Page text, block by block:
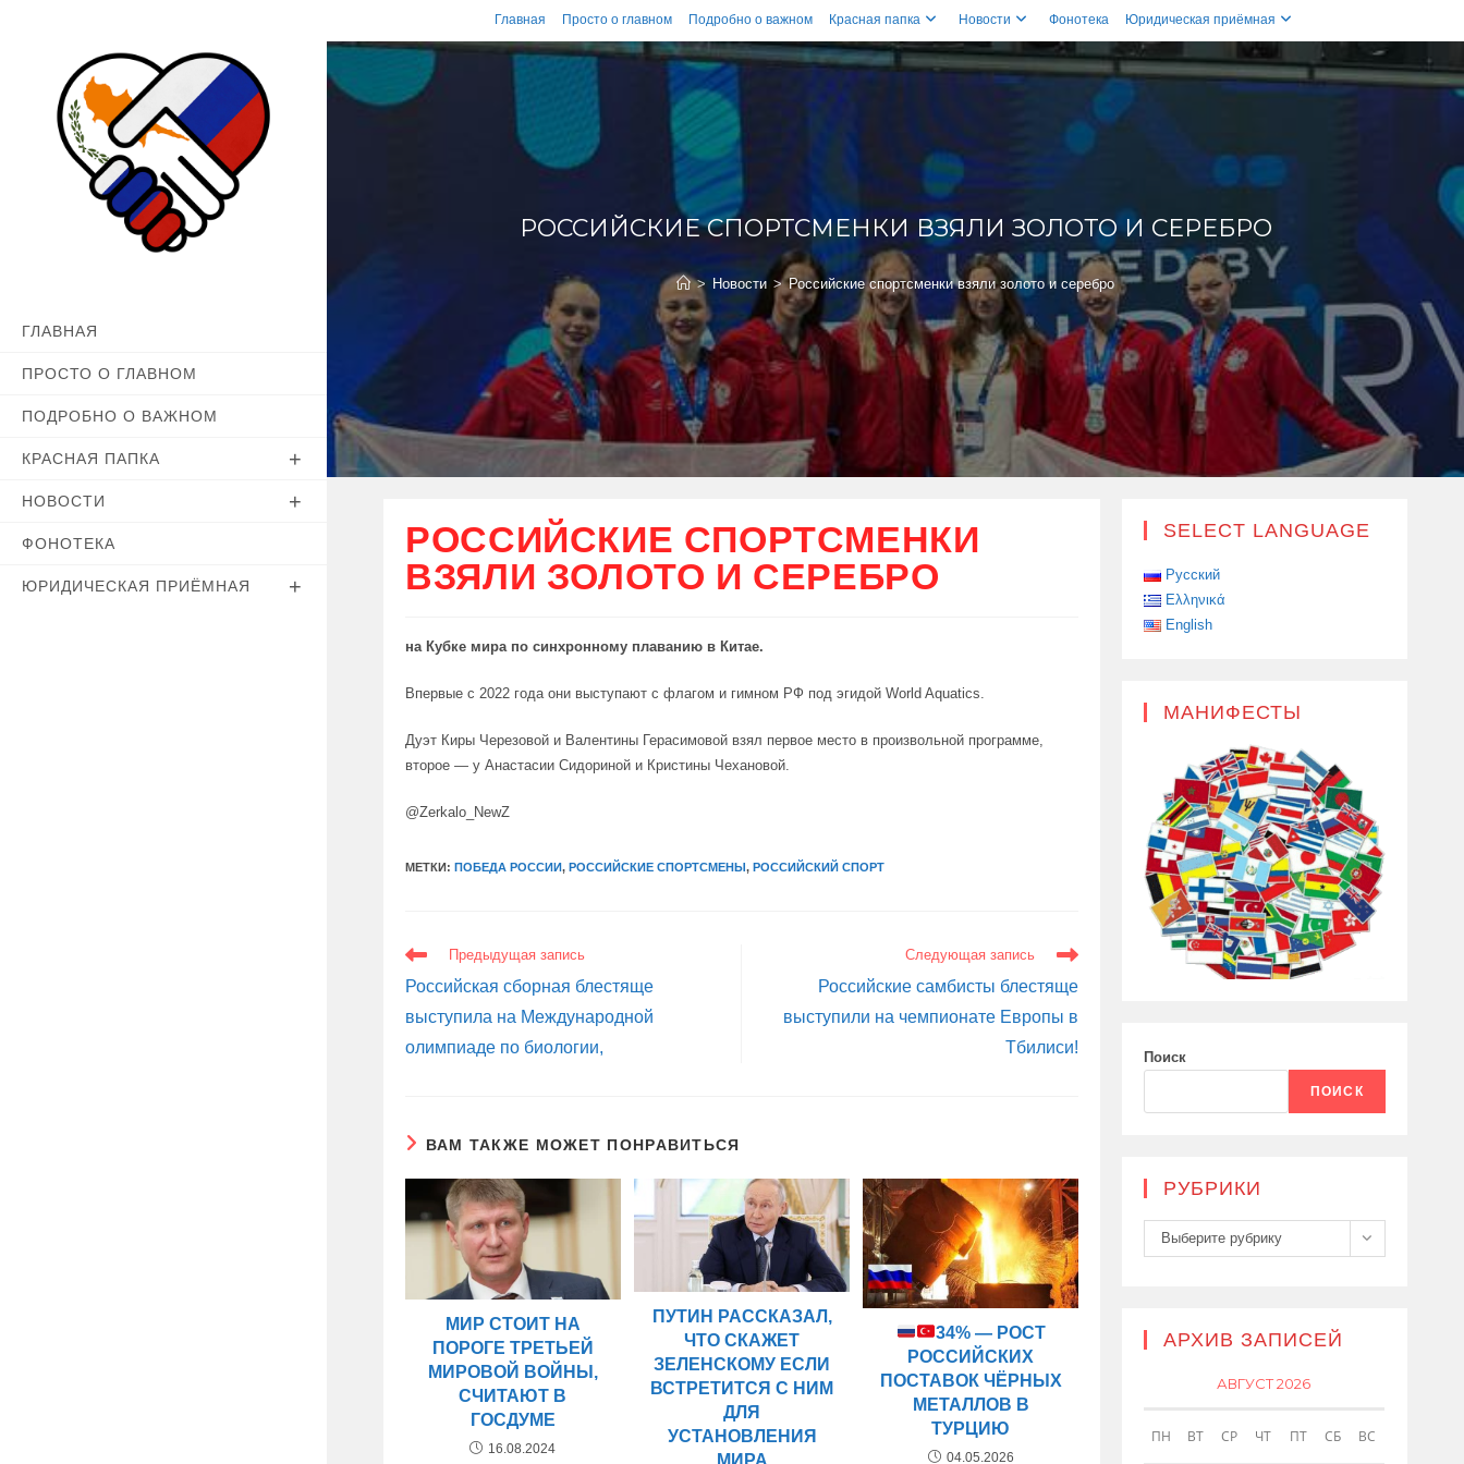
к
Главная Просто о главном Подробно о важном Красная папка Новости Фонотека Юридическая приёмная
ГЛАВНАЯ
ПРОСТО О ГЛАВНОМ
ПОДРОБНО О ВАЖНОМ
КРАСНАЯ ПАПКА
НОВОСТИ
ФОНОТЕКА
ЮРИДИЧЕСКАЯ ПРИЁМНАЯ
РОССИЙСКИЕ СПОРТСМЕНКИ ВЗЯЛИ ЗОЛОТО И СЕРЕБРО
> Новости > Российские спортсменки взяли золото и серебро
РОССИЙСКИЕ СПОРТСМЕНКИ
ВЗЯЛИ ЗОЛОТО И СЕРЕБРО
на Кубке мира по синхронному плаванию в Китае.
Впервые с 2022 года они выступают с флагом и гимном РФ под эгидой World Aquatics.
Дуэт Киры Черезовой и Валентины Герасимовой взял первое место в произвольной программе,
второе — у Анастасии Сидориной и Кристины Чехановой.
@Zerkalo_NewZ
МЕТКИ:ПОБЕДА РОССИИ, РОССИЙСКИЕ СПОРТСМЕНЫ, РОССИЙСКИЙ СПОРТ
ЕЩЕ
СТАТЬИ
Предыдущая запись
Российская сборная блестяще
выступила на Международной
олимпиаде по биологии,
Следующая запись
Российские самбисты блестяще
выступили на чемпионате Европы в
Тбилиси!
ВАМ ТАКЖЕ МОЖЕТ ПОНРАВИТЬСЯ
МИР СТОИТ НА
ПОРОГЕ ТРЕТЬЕЙ
МИРОВОЙ ВОЙНЫ,
СЧИТАЮТ В
ГОСДУМЕ
16.08.2024
ПУТИН РАССКАЗАЛ,
ЧТО СКАЖЕТ
ЗЕЛЕНСКОМУ ЕСЛИ
ВСТРЕТИТСЯ С НИМ
ДЛЯ
УСТАНОВЛЕНИЯ
МИРА
34% — РОСТ
РОССИЙСКИХ
ПОСТАВОК ЧЁРНЫХ
МЕТАЛЛОВ В
ТУРЦИЮ
04.05.2026
SELECT LANGUAGE
Русский
Ελληνικά
English
МАНИФЕСТЫ
Поиск
ПОИСК
РУБРИКИ
Рубрики
Выберите рубрику
АРХИВ ЗАПИСЕЙ
АВГУСТ 2026
ПН ВТ СР ЧТ ПТ СБ ВС